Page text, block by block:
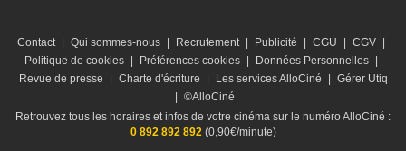
Contact Qui sommes-nous Recrutement Publicité CGU CGV
Politique de cookies
Préférences cookies Données Personnelles
Revue de presse
Charte d'écriture Les services AlloCiné
Gérer Utiq
©AlloCiné
Retrouvez tous les horaires et infos de votre cinéma sur le numéro AlloCiné :
0 892 892 892(0,90€/minute)